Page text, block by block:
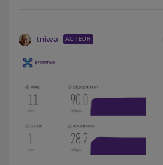
tniwa AUTEUR